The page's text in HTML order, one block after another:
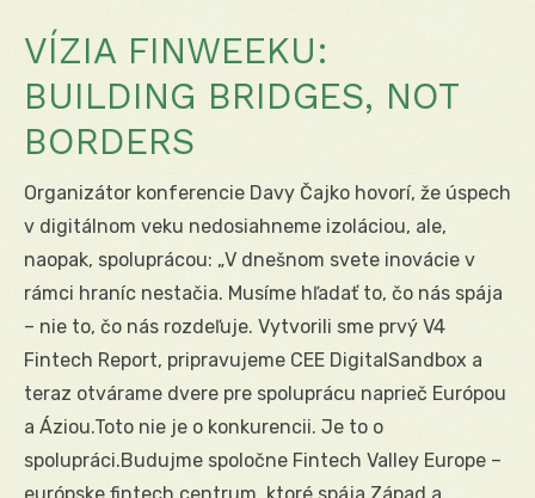
VÍZIA FINWEEKU:
BUILDING BRIDGES, NOT
BORDERS
Organizátor konferencie Davy Čajko hovorí, že úspech
v digitálnom veku nedosiahneme izoláciou, ale,
naopak, spoluprácou: „V dnešnom svete inovácie v
rámci hraníc nestačia. Musíme hľadať to, čo nás spája
– nie to, čo nás rozdeľuje. Vytvorili sme prvý V4
Fintech Report, pripravujeme CEE DigitalSandbox a
teraz otvárame dvere pre spoluprácu naprieč Európou
a Áziou.Toto nie je o konkurencii. Je to o
spolupráci.Budujme spoločne Fintech Valley Europe –
európske fintech centrum, ktoré spája Západ a